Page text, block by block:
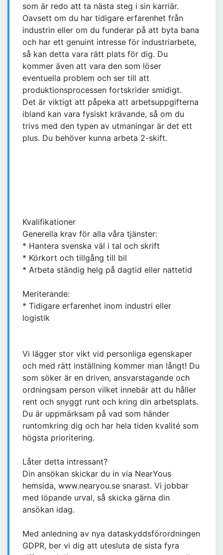
som är redo att ta nästa steg i sin karriär.
Oavsett om du har tidigare erfarenhet från
industrin eller om du funderar på att byta bana
och har ett genuint intresse för industriarbete,
så kan detta vara rätt plats för dig. Du
kommer även att vara den som löser
eventuella problem och ser till att
produktionsprocessen fortskrider smidigt.
Det är viktigt att påpeka att arbetsuppgifterna
ibland kan vara fysiskt krävande, så om du
trivs med den typen av utmaningar är det ett
plus. Du behöver kunna arbeta 2-skift.
Kvalifikationer
Generella krav för alla våra tjänster:
* Hantera svenska väl i tal och skrift
* Körkort och tillgång till bil
* Arbeta ständig helg på dagtid eller nattetid
Meriterande:
* Tidigare erfarenhet inom industri eller
logistik
Vi lägger stor vikt vid personliga egenskaper
och med rätt inställning kommer man långt! Du
som söker är en driven, ansvarstagande och
ordningsam person vilket innebär att du håller
rent och snyggt runt och kring din arbetsplats.
Du är uppmärksam på vad som händer
runtomkring dig och har hela tiden kvalité som
högsta prioritering.
Låter detta intressant?
Din ansökan skickar du in via NearYous
hemsida, www.nearyou.se snarast. Vi jobbar
med löpande urval, så skicka gärna din
ansökan idag.
Med anledning av nya dataskyddsförordningen
GDPR, ber vi dig att utesluta de sista fyra